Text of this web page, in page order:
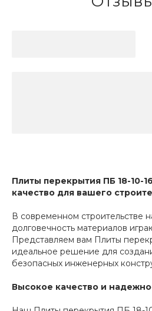
Плиты перекрытия ПБ 18-10-
качество для вашего
В современном строительстве
долговечность материалов
Представляем вам Плиты
идеальное решение для
безопасных инженерных
Высокое качество и